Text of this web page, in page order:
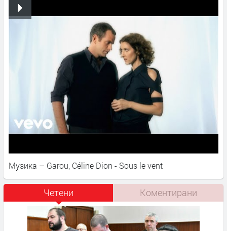
Музика – Garou, Céline Dion - Sous le vent
Четени Коментирани